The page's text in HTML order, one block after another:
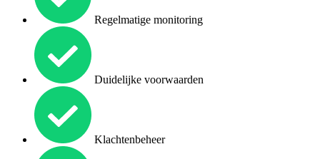
Regelmatige monitoring
Duidelijke voorwaarden
Klachtenbeheer